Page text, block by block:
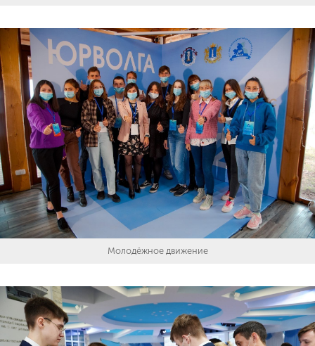
Молодёжное движение